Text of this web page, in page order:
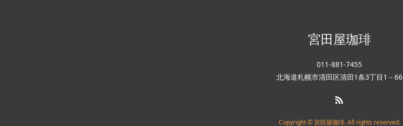
宮田屋珈琲
011-881-7455
北海道札幌市清田区清田1条3丁目1－66
Copyright © 宮田屋珈琲. All rights reserved.